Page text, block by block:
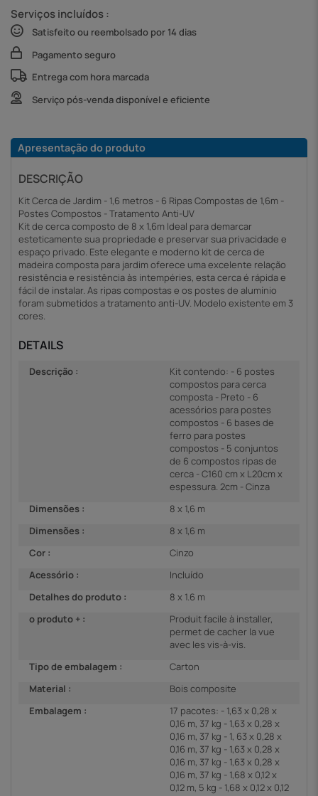
Serviços incluídos :
Satisfeito ou reembolsado por 14 dias
Pagamento seguro
Entrega com hora marcada
Serviço pós-venda disponível e eficiente
Apresentação do produto
DESCRIÇÃO
Kit Cerca de Jardim - 1,6 metros - 6 Ripas Compostas de 1,6m -
Postes Compostos - Tratamento Anti-UV
Kit de cerca composto de 8 x 1,6m Ideal para demarcar
esteticamente sua propriedade e preservar sua privacidade e
espaço privado. Este elegante e moderno kit de cerca de
madeira composta para jardim oferece uma excelente relação
resistência e resistência às intempéries, esta cerca é rápida e
fácil de instalar. As ripas compostas e os postes de alumínio
foram submetidos a tratamento anti-UV. Modelo existente em 3
cores.
DETAILS
Descrição :
Kit contendo: - 6 postes
compostos para cerca
composta - Preto - 6
acessórios para postes
compostos - 6 bases de
ferro para postes
compostos - 5 conjuntos
de 6 compostos ripas de
cerca - C160 cm x L20cm x
espessura. 2cm - Cinza
Dimensões :
8 x 1,6 m
Dimensões :
8 x 1,6 m
Cor :
Cinzo
Acessório :
Incluído
Detalhes do produto :
8 x 1.6 m
o produto + :
Produit facile à installer,
permet de cacher la vue
avec les vis-à-vis.
Tipo de embalagem :
Carton
Material :
Bois composite
Embalagem :
17 pacotes: - 1,63 x 0,28 x
0,16 m, 37 kg - 1,63 x 0,28 x
0,16 m, 37 kg - 1, 63 x 0,28 x
0,16 m, 37 kg - 1,63 x 0,28 x
0,16 m, 37 kg - 1,63 x 0,28 x
0,16 m, 37 kg - 1,68 x 0,12 x
0,12 m, 5 kg - 1,68 x 0,12 x 0,12